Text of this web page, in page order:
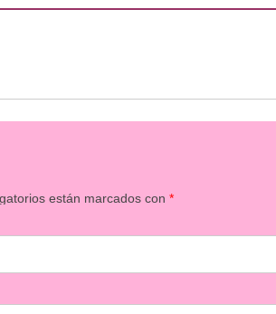
están marcados con*